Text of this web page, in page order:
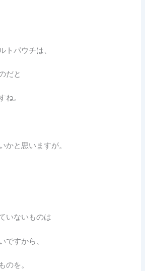
トパウチは、
だと
ね。
かと思いますが。
いないものは
ですから、
のを。